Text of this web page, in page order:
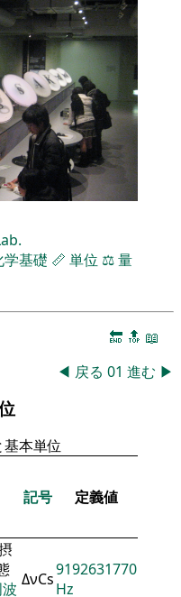
基礎 📏 単位 ⚖️量
🔚 🔝 📖
◀ 戻る 01 進む ▶
本単位
記号 定義値
ΔνCs9192631770
Hz